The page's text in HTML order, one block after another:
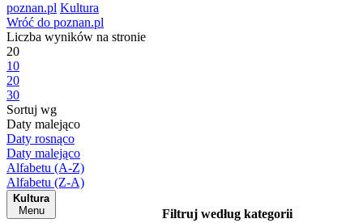
poznan.pl Kultura
Wróć do poznan.pl
Liczba wyników na stronie
20
10
20
30
Sortuj wg
Daty malejąco
Daty rosnąco
Daty malejąco
Alfabetu (A-Z)
Alfabetu (Z-A)
Kultura
Menu
Filtruj według kategorii